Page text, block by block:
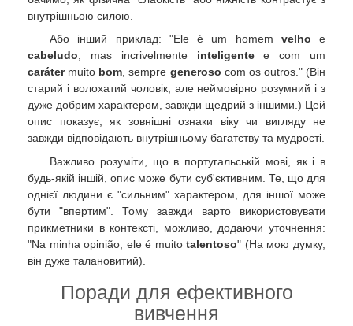
внутрішньою силою.
Або інший приклад: "Ele é um homem velho e
cabeludo , mas incrivelmente inteligentee com um
carátermuito bom , sempre generoso com os outros." (Він
старий і волохатий чоловік, але неймовірно розумний і з
дуже добрим характером, завжди щедрий з іншими.) Цей
опис показує, як зовнішні ознаки віку чи вигляду не
завжди відповідають внутрішньому багатству та мудрості.
Важливо розуміти, що в португальській мові, як і в
будь-якій іншій, опис може бути суб'єктивним. Те, що для
однієї людини є "сильним" характером, для іншої може
бути "впертим". Тому завжди варто використовувати
прикметники в контексті, можливо, додаючи уточнення:
"Na minha opinião, ele é muitotalentoso" (На мою думку,
він дуже талановитий).
Поради для ефективного
вивчення